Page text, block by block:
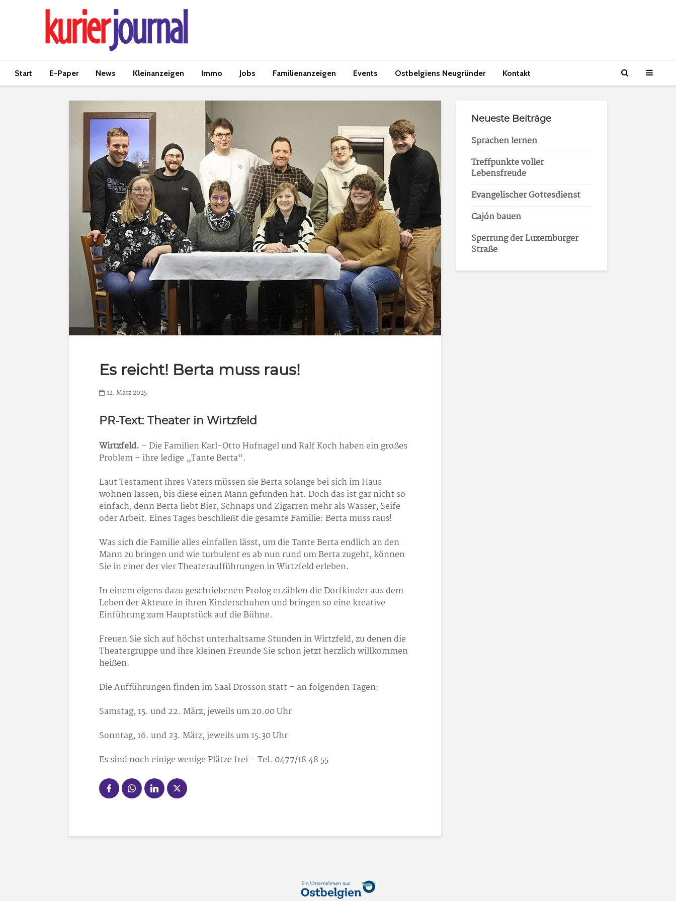
Start E-Paper News Kleinanzeigen Immo Jobs Familienanzeigen Events Ostbelgiens Neugründer Kontakt
Es reicht! Berta muss raus!
12. März 2025
PR-Text: Theater in Wirtzfeld
Wirtzfeld. – Die Familien Karl-Otto Hufnagel und Ralf Koch haben ein großes
Problem – ihre ledige „Tante Berta“.
Laut Testament ihres Vaters müssen sie Berta solange bei sich im Haus
wohnen lassen, bis diese einen Mann gefunden hat. Doch das ist gar nicht so
einfach, denn Berta liebt Bier, Schnaps und Zigarren mehr als Wasser, Seife
oder Arbeit. Eines Tages beschließt die gesamte Familie: Berta muss raus!
Was sich die Familie alles einfallen lässt, um die Tante Berta endlich an den
Mann zu bringen und wie turbulent es ab nun rund um Berta zugeht, können
Sie in einer der vier Theateraufführungen in Wirtzfeld erleben.
In einem eigens dazu geschriebenen Prolog erzählen die Dorfkinder aus dem
Leben der Akteure in ihren Kinderschuhen und bringen so eine kreative
Einführung zum Hauptstück auf die Bühne.
Freuen Sie sich auf höchst unterhaltsame Stunden in Wirtzfeld, zu denen die
Theatergruppe und ihre kleinen Freunde Sie schon jetzt herzlich willkommen
heißen.
Die Aufführungen finden im Saal Drosson statt – an folgenden Tagen:
Samstag, 15. und 22. März, jeweils um 20.00 Uhr
Sonntag, 16. und 23. März, jeweils um 15.30 Uhr
Es sind noch einige wenige Plätze frei – Tel. 0477/18 48 55
Neueste Beiträge
Sprachen lernen
Treffpunkte voller
Lebensfreude
Evangelischer Gottesdienst
Cajón bauen
Sperrung der Luxemburger
Straße